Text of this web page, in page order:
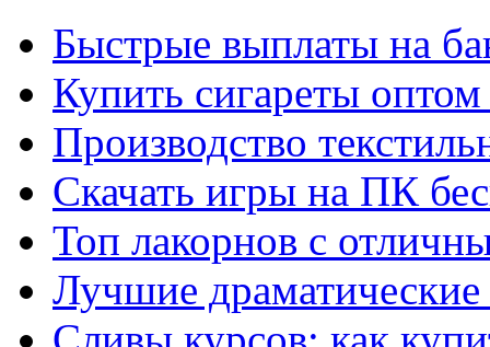
Быстрые выплаты на
Купить сигареты
Производство
Скачать игры на ПК
Топ лакорнов с
Лучшие